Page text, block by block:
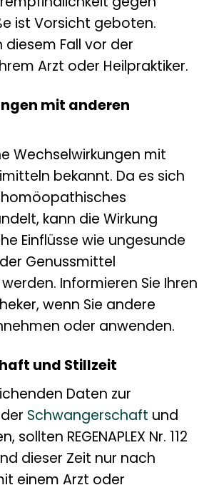
ist Vorsicht geboten.
diesem Fall vor der
Arzt oder Heilpraktiker.
mit anderen
Wechselwirkungen mit
bekannt. Da es sich
kann die Wirkung
Einflüsse wie ungesunde
Genussmittel
Informieren Sie Ihren
wenn Sie andere
oder anwenden.
und Stillzeit
Daten zur
Schwangerschaft und
sollten REGENAPLEX Nr. 112
dieser Zeit nur nach
einem Arzt oder